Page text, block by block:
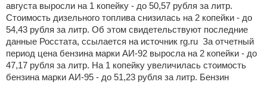
августа выросли на 1 копейку - до 50,57 рубля за литр.
Стоимость дизельного топлива снизилась на 2 копейки - до
54,43 рубля за литр. Об этом свидетельствуют последние
данные Росстата, ссылается на источник rg.ru За отчетный
период цена бензина марки АИ-92 выросла на 2 копейки - до
47,17 рубля за литр. На 1 копейку увеличилась стоимость
бензина марки АИ-95 - до 51,23 рубля за литр. Бензин